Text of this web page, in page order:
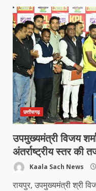
छत्तीसगढ़
उपमुख्यमंत्री विजय
अंतर्राष्ट्रीय स्तर की
Kaala Sach News
रायपुर, उपमुख्यमंत्री श्री